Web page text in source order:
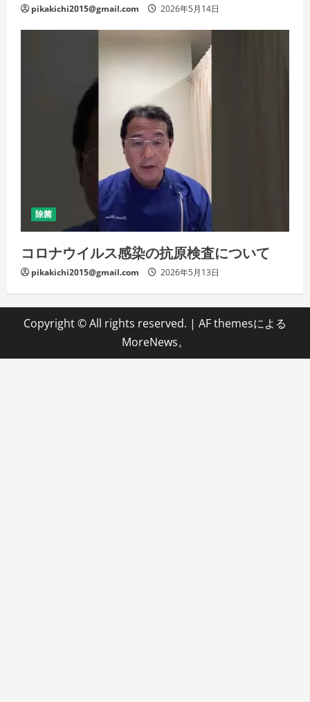
pikakichi2015@gmail.com 2026年5月14日
除菌
コロナウイルス感染の抗原検査について
pikakichi2015@gmail.com 2026年5月13日
Copyright © All rights reserved. | AF themesによる
MoreNews。